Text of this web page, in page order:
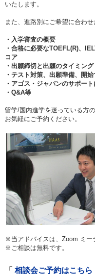
いたします。
また、進路別にご希望に合わせ
・入学審査の概要
・合格に必要なTOEFL(R)、
コア
・出願締切と出願のタイミング
・テスト対策、出願準備、開
・アゴス・ジャパンのサポー
・Q&A等
留学/国内進学を迷っている方
お気軽にご予約ください。
※当アドバイスは、Zoom ミー
※ご相談は無料です。
相談会ご予約はこちら